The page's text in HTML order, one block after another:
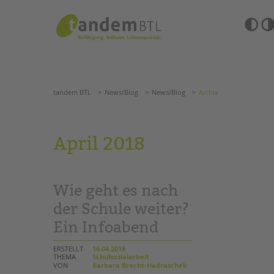
Barrierefrei-
ANGEBOTE
KITA & FRÜHE HILFEN
Grundschulen
Oberschulen
Förderzentren
Kollegs
EFöB
Schulbezogene Sozialarbeit
Tagesgruppen
tandem BTL News/Blog
tandem BTL News/Blog News/Blog Archiv
April 2018
Wie geht es nach
der Schule weiter?
Ein Infoabend
ERSTELLT
16.04.2018
THEMA
Schulsozialarbeit
VON
Barbara Brecht-Hadraschek